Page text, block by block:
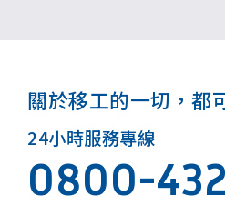
關於移工的一切，都
24小時服務專線
0800-